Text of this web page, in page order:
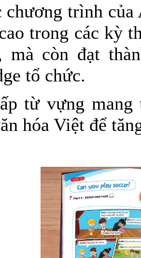
chương trình
trong các kỳ
mà còn đạt
tổ chức.
từ vựng
hóa Việt để